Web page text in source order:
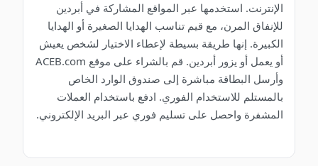
الإنترنت. استخدمها عبر المواقع المشاركة في أبردين
للإنفاق المرن، مع قيم تناسب الهدايا الصغيرة أو الهدايا
الكبيرة. إنها طريقة بسيطة لإعطاء الاختيار لشخص يعيش
أو يعمل أو يزور أبردين. قم بالشراء على موقع ACEB.com
وأرسل البطاقة مباشرة إلى صندوق الوارد الخاص
بالمستلم للاستخدام الفوري. ادفع باستخدام العملات
المشفرة واحصل على تسليم فوري عبر البريد الإلكتروني.